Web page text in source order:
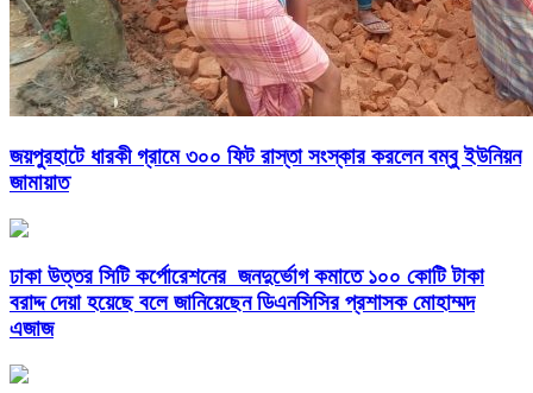
জয়পুরহাটে ধারকী গ্রামে ৩০০ ফিট রাস্তা সংস্কার করলেন বম্বু ইউনিয়ন
জামায়াত
ঢাকা উত্তর সিটি কর্পোরেশনের জনদুর্ভোগ কমাতে ১০০ কোটি টাকা
বরাদ্দ দেয়া হয়েছে বলে জানিয়েছেন ডিএনসিসির প্রশাসক মোহাম্মদ
এজাজ